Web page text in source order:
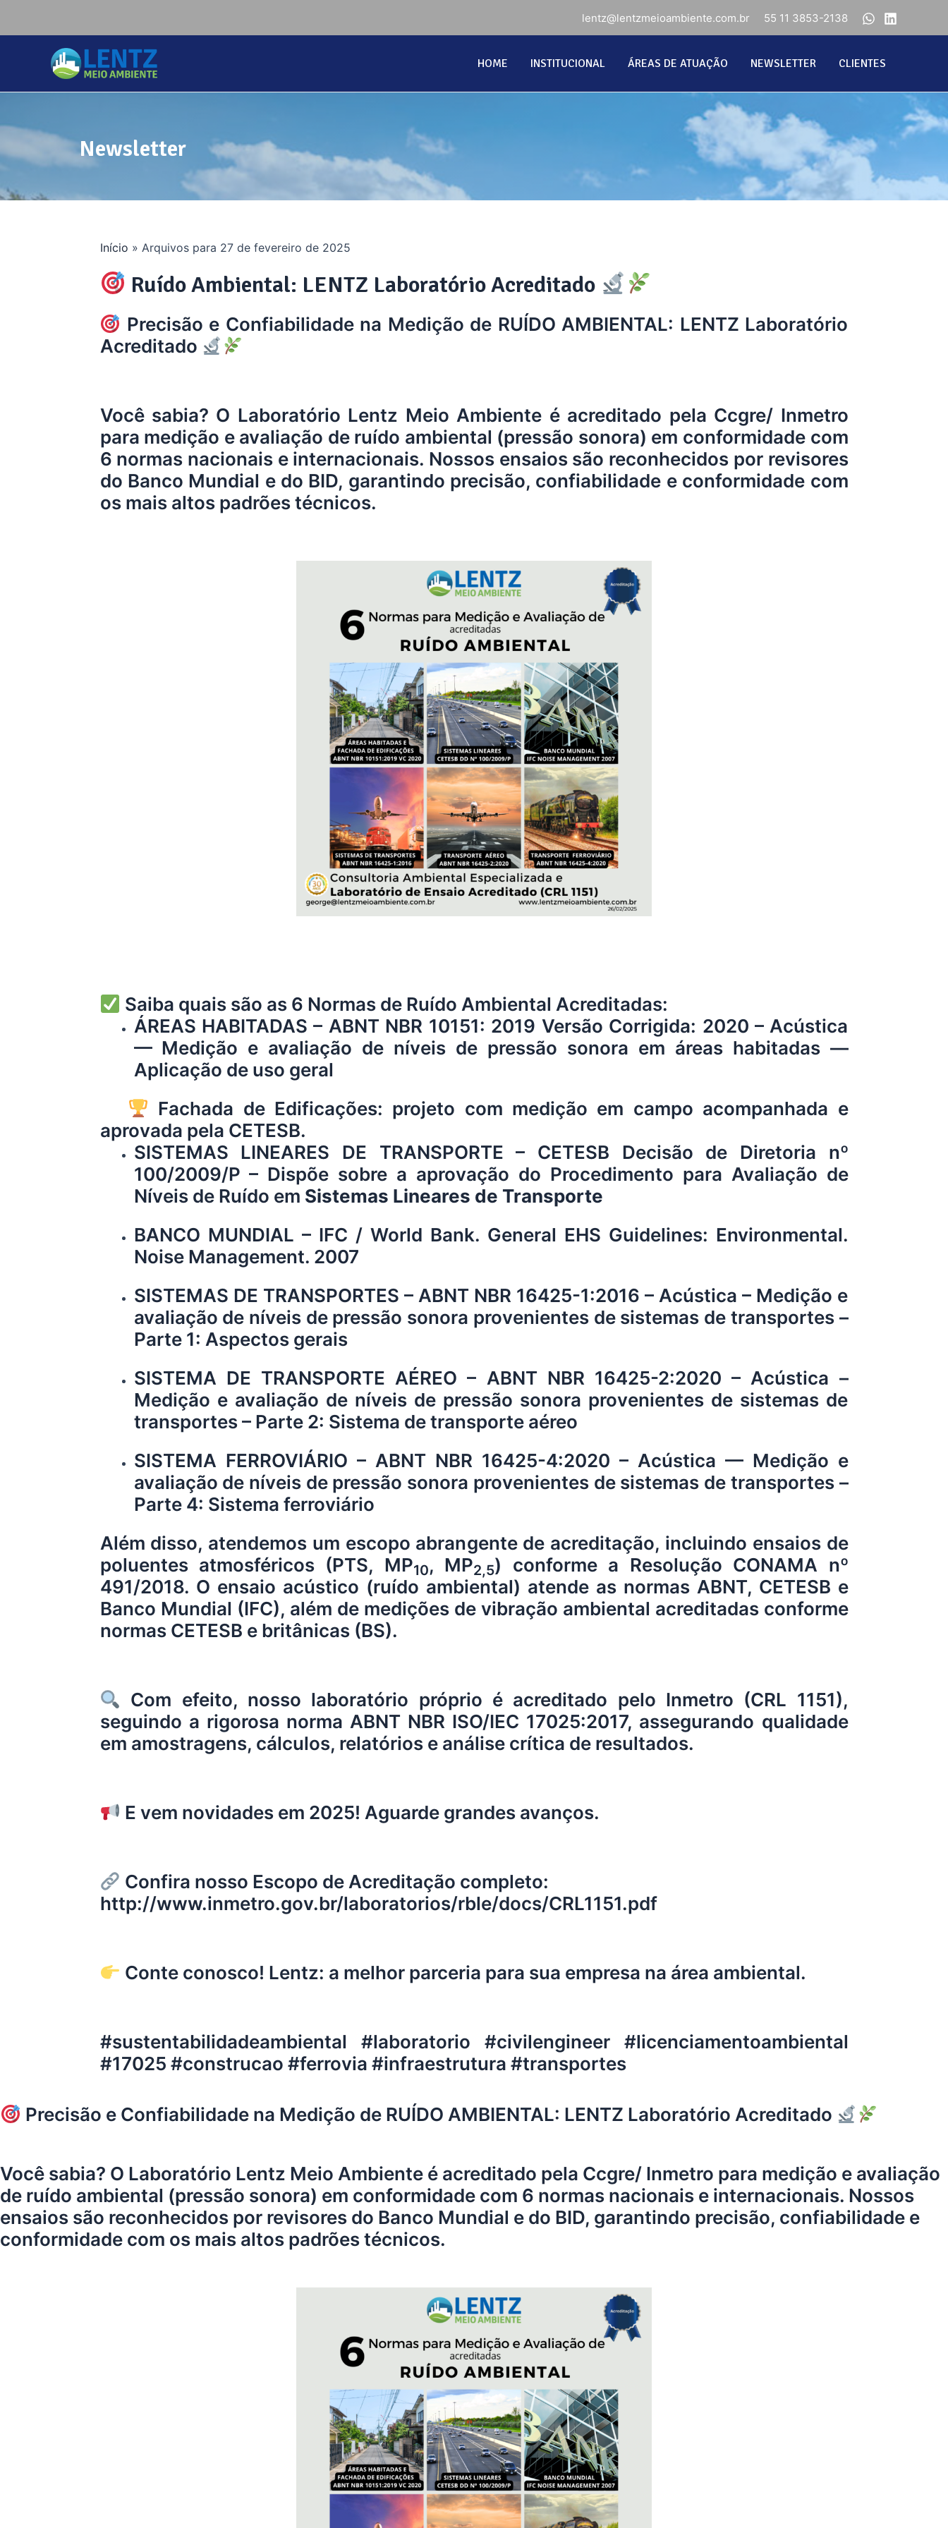
lentz@lentzmeioambiente.com.br 55 11 3853-2138
HOME INSTITUCIONAL ÁREAS DE ATUAÇÃO NEWSLETTER CLIENTES
Newsletter
Início » Arquivos para 27 de fevereiro de 2025
Ruído Ambiental: LENTZ Laboratório Acreditado
Precisão e Confiabilidade na Medição de RUÍDO AMBIENTAL: LENTZ Laboratório
Acreditado
Você sabia? O Laboratório Lentz Meio Ambiente é acreditado pela Ccgre/ Inmetro
para medição e avaliação de ruído ambiental (pressão sonora) em conformidade com
6 normas nacionais e internacionais. Nossos ensaios são reconhecidos por revisores
do Banco Mundial e do BID, garantindo precisão, confiabilidade e conformidade com
os mais altos padrões técnicos.
Saiba quais são as 6 Normas de Ruído Ambiental Acreditadas:
ÁREAS HABITADAS – ABNT NBR 10151: 2019 Versão Corrigida: 2020 – Acústica
— Medição e avaliação de níveis de pressão sonora em áreas habitadas —
Aplicação de uso geral
Fachada de Edificações: projeto com medição em campo acompanhada e
aprovada pela CETESB.
SISTEMAS LINEARES DE TRANSPORTE – CETESB Decisão de Diretoria nº
100/2009/P – Dispõe sobre a aprovação do Procedimento para Avaliação de
Níveis de Ruído em Sistemas Lineares de Transporte
BANCO MUNDIAL – IFC / World Bank. General EHS Guidelines: Environmental.
Noise Management. 2007
SISTEMAS DE TRANSPORTES – ABNT NBR 16425-1:2016 – Acústica – Medição e
avaliação de níveis de pressão sonora provenientes de sistemas de transportes –
Parte 1: Aspectos gerais
SISTEMA DE TRANSPORTE AÉREO – ABNT NBR 16425-2:2020 – Acústica –
Medição e avaliação de níveis de pressão sonora provenientes de sistemas de
transportes – Parte 2: Sistema de transporte aéreo
SISTEMA FERROVIÁRIO – ABNT NBR 16425-4:2020 – Acústica — Medição e
avaliação de níveis de pressão sonora provenientes de sistemas de transportes –
Parte 4: Sistema ferroviário
Além disso, atendemos um escopo abrangente de acreditação, incluindo ensaios de
poluentes atmosféricos (PTS, MP10, MP2,5) conforme a Resolução CONAMA nº
491/2018. O ensaio acústico (ruído ambiental) atende as normas ABNT, CETESB e
Banco Mundial (IFC), além de medições de vibração ambiental acreditadas conforme
normas CETESB e britânicas (BS).
Com efeito, nosso laboratório próprio é acreditado pelo Inmetro (CRL 1151),
seguindo a rigorosa norma ABNT NBR ISO/IEC 17025:2017, assegurando qualidade
em amostragens, cálculos, relatórios e análise crítica de resultados.
E vem novidades em 2025! Aguarde grandes avanços.
Confira nosso Escopo de Acreditação completo:
http://www.inmetro.gov.br/laboratorios/rble/docs/CRL1151.pdf
Conte conosco! Lentz: a melhor parceria para sua empresa na área ambiental.
#sustentabilidadeambiental #laboratorio #civilengineer #licenciamentoambiental
#17025 #construcao #ferrovia #infraestrutura #transportes
Precisão e Confiabilidade na Medição de RUÍDO AMBIENTAL: LENTZ Laboratório Acreditado
Você sabia? O Laboratório Lentz Meio Ambiente é acreditado pela Ccgre/ Inmetro para medição e avaliação
de ruído ambiental (pressão sonora) em conformidade com 6 normas nacionais e internacionais. Nossos
ensaios são reconhecidos por revisores do Banco Mundial e do BID, garantindo precisão, confiabilidade e
conformidade com os mais altos padrões técnicos.